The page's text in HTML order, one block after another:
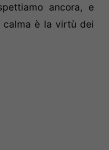
ancora, e
è la virtù dei